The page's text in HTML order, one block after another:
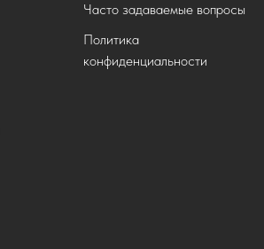
Часто задаваемые вопросы
Политика
конфиденциальности